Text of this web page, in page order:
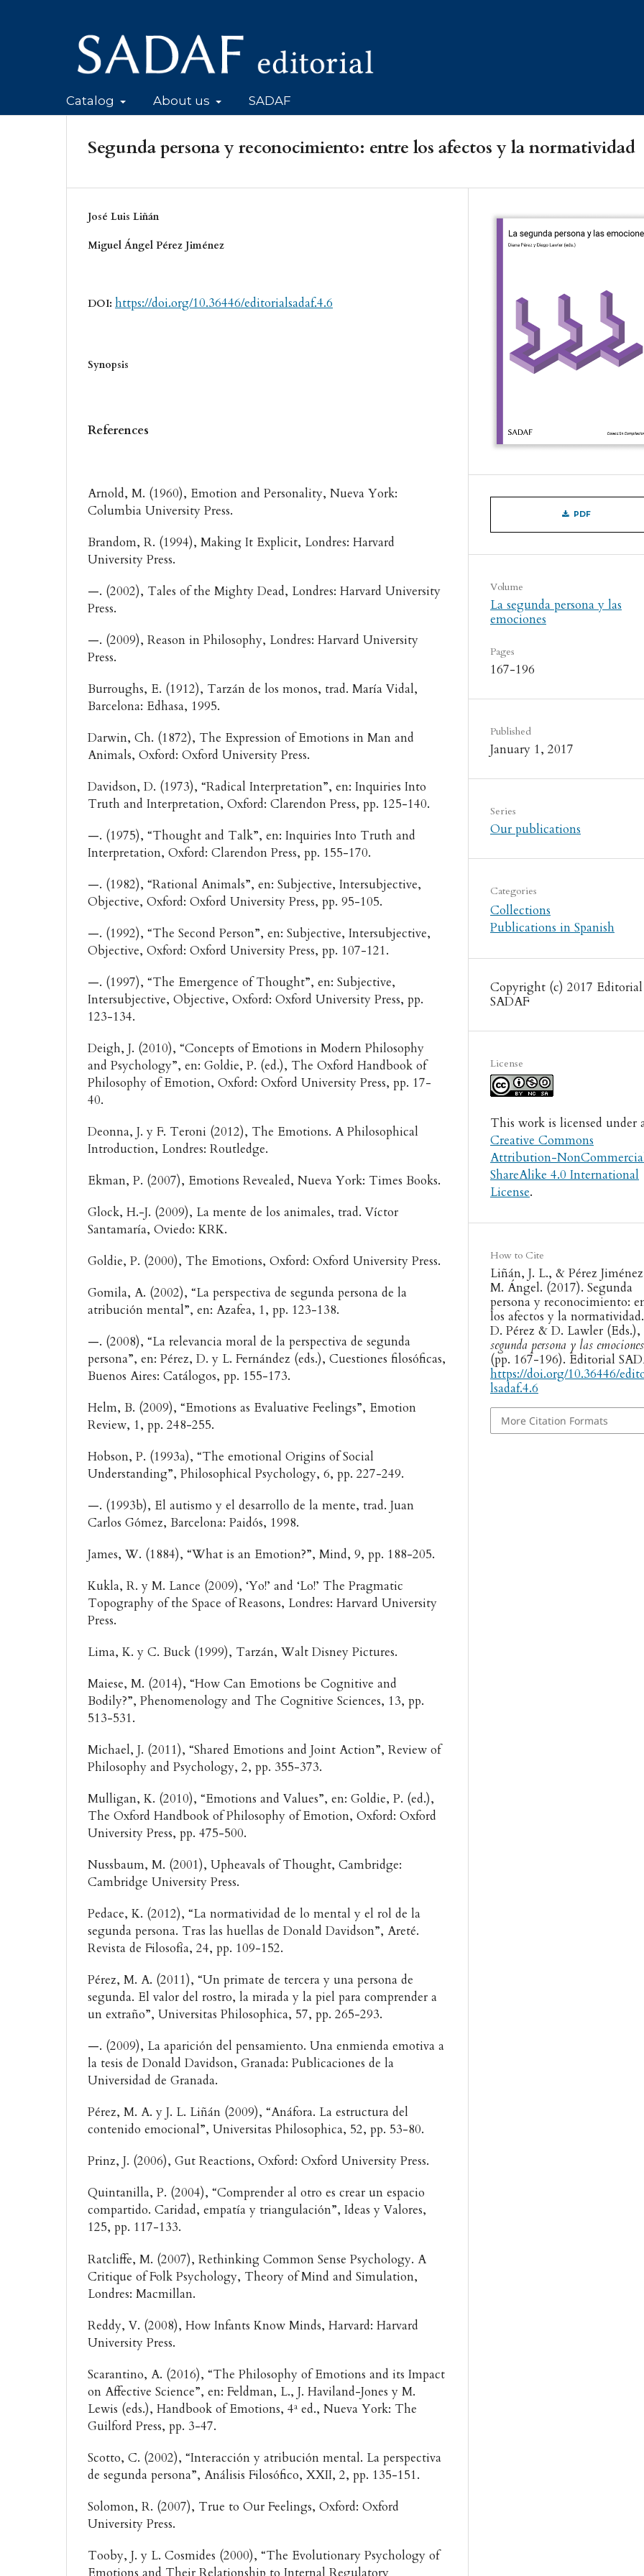
Catalog About us SADAF
Segunda persona y reconocimiento: entre los afectos y la normatividad
José Luis Liñán
Miguel Ángel Pérez Jiménez
DOI: https://doi.org/10.36446/editorialsadaf.4.6
Synopsis
References
Arnold, M. (1960), Emotion and Personality, Nueva York:
Columbia University Press.
Brandom, R. (1994), Making It Explicit, Londres: Harvard
University Press.
—. (2002), Tales of the Mighty Dead, Londres: Harvard University
Press.
—. (2009), Reason in Philosophy, Londres: Harvard University
Press.
Burroughs, E. (1912), Tarzán de los monos, trad. María Vidal,
Barcelona: Edhasa, 1995.
Darwin, Ch. (1872), The Expression of Emotions in Man and
Animals, Oxford: Oxford University Press.
Davidson, D. (1973), “Radical Interpretation”, en: Inquiries Into
Truth and Interpretation, Oxford: Clarendon Press, pp. 125-140.
—. (1975), “Thought and Talk”, en: Inquiries Into Truth and
Interpretation, Oxford: Clarendon Press, pp. 155-170.
—. (1982), “Rational Animals”, en: Subjective, Intersubjective,
Objective, Oxford: Oxford University Press, pp. 95-105.
—. (1992), “The Second Person”, en: Subjective, Intersubjective,
Objective, Oxford: Oxford University Press, pp. 107-121.
—. (1997), “The Emergence of Thought”, en: Subjective,
Intersubjective, Objective, Oxford: Oxford University Press, pp.
123-134.
Deigh, J. (2010), “Concepts of Emotions in Modern Philosophy
and Psychology”, en: Goldie, P. (ed.), The Oxford Handbook of
Philosophy of Emotion, Oxford: Oxford University Press, pp. 17-
40.
Deonna, J. y F. Teroni (2012), The Emotions. A Philosophical
Introduction, Londres: Routledge.
Ekman, P. (2007), Emotions Revealed, Nueva York: Times Books.
Glock, H.-J. (2009), La mente de los animales, trad. Víctor
Santamaría, Oviedo: KRK.
Goldie, P. (2000), The Emotions, Oxford: Oxford University Press.
Gomila, A. (2002), “La perspectiva de segunda persona de la
atribución mental”, en: Azafea, 1, pp. 123-138.
—. (2008), “La relevancia moral de la perspectiva de segunda
persona”, en: Pérez, D. y L. Fernández (eds.), Cuestiones filosóficas,
Buenos Aires: Catálogos, pp. 155-173.
Helm, B. (2009), “Emotions as Evaluative Feelings”, Emotion
Review, 1, pp. 248-255.
Hobson, P. (1993a), “The emotional Origins of Social
Understanding”, Philosophical Psychology, 6, pp. 227-249.
—. (1993b), El autismo y el desarrollo de la mente, trad. Juan
Carlos Gómez, Barcelona: Paidós, 1998.
James, W. (1884), “What is an Emotion?”, Mind, 9, pp. 188-205.
Kukla, R. y M. Lance (2009), ‘Yo!’ and ‘Lo!’ The Pragmatic
Topography of the Space of Reasons, Londres: Harvard University
Press.
Lima, K. y C. Buck (1999), Tarzán, Walt Disney Pictures.
Maiese, M. (2014), “How Can Emotions be Cognitive and
Bodily?”, Phenomenology and The Cognitive Sciences, 13, pp.
513-531.
Michael, J. (2011), “Shared Emotions and Joint Action”, Review of
Philosophy and Psychology, 2, pp. 355-373.
Mulligan, K. (2010), “Emotions and Values”, en: Goldie, P. (ed.),
The Oxford Handbook of Philosophy of Emotion, Oxford: Oxford
University Press, pp. 475-500.
Nussbaum, M. (2001), Upheavals of Thought, Cambridge:
Cambridge University Press.
Pedace, K. (2012), “La normatividad de lo mental y el rol de la
segunda persona. Tras las huellas de Donald Davidson”, Areté.
Revista de Filosofía, 24, pp. 109-152.
Pérez, M. A. (2011), “Un primate de tercera y una persona de
segunda. El valor del rostro, la mirada y la piel para comprender a
un extraño”, Universitas Philosophica, 57, pp. 265-293.
—. (2009), La aparición del pensamiento. Una enmienda emotiva a
la tesis de Donald Davidson, Granada: Publicaciones de la
Universidad de Granada.
Pérez, M. A. y J. L. Liñán (2009), “Anáfora. La estructura del
contenido emocional”, Universitas Philosophica, 52, pp. 53-80.
Prinz, J. (2006), Gut Reactions, Oxford: Oxford University Press.
Quintanilla, P. (2004), “Comprender al otro es crear un espacio
compartido. Caridad, empatía y triangulación”, Ideas y Valores,
125, pp. 117-133.
Ratcliffe, M. (2007), Rethinking Common Sense Psychology. A
Critique of Folk Psychology, Theory of Mind and Simulation,
Londres: Macmillan.
Reddy, V. (2008), How Infants Know Minds, Harvard: Harvard
University Press.
Scarantino, A. (2016), “The Philosophy of Emotions and its Impact
on Affective Science”, en: Feldman, L., J. Haviland-Jones y M.
Lewis (eds.), Handbook of Emotions, 4ª ed., Nueva York: The
Guilford Press, pp. 3-47.
Scotto, C. (2002), “Interacción y atribución mental. La perspectiva
de segunda persona”, Análisis Filosófico, XXII, 2, pp. 135-151.
Solomon, R. (2007), True to Our Feelings, Oxford: Oxford
University Press.
Tooby, J. y L. Cosmides (2000), “The Evolutionary Psychology of
Emotions and Their Relationship to Internal Regulatory
PDF
Volume
La segunda persona y las
emociones
Pages
167-196
Published
January 1, 2017
Series
Our publications
Categories
Collections
Publications in Spanish
Copyright (c) 2017 Editorial
SADAF
License
This work is licensed under
Creative Commons
Attribution-
ShareAlike 4.0 International
License.
How to Cite
Liñán, J. L., & Pérez
M. Ángel. (2017). Segunda
persona y reconocimiento:
los afectos y la
D. Pérez & D. Lawler (Eds.),
segunda persona y las emociones
(pp. 167-196). Editorial
https://doi.org/10.36446/
lsadaf.4.6
More Citation Formats